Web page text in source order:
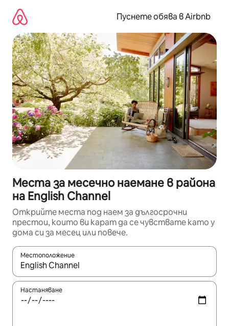
съдържанието
Пуснете обява в Airbnb
Места за месечно наемане в района
на English Channel
Открийте места под наем за дългосрочни
престои, които ви карат да се чувствате като у
дома си за месец или повече.
Местоположение
Когато резултатите се покажат, използвайте
Настаняване